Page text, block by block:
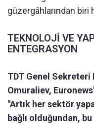
güzergâhlarından biri
TEKNOLOJİ VE
ENTEGRASYON
TDT Genel
Omuraliev,
"Artık her sektör
bağlı olduğundan,